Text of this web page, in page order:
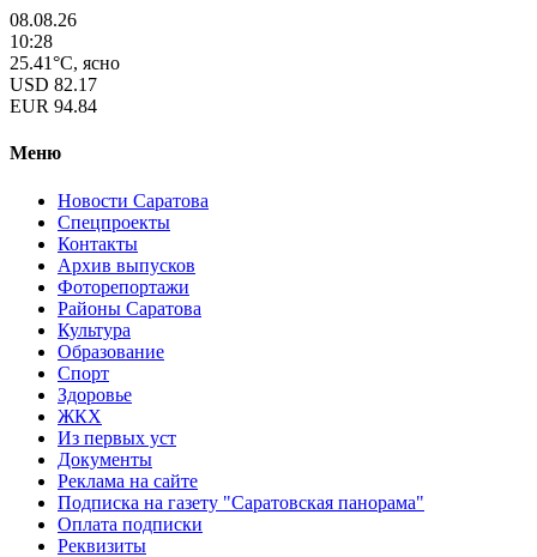
08.08.26
10:28
25.41°C, ясно
USD 82.17
EUR 94.84
Меню
Новости Саратова
Спецпроекты
Контакты
Архив выпусков
Фоторепортажи
Районы Саратова
Культура
Образование
Спорт
Здоровье
ЖКХ
Из пеpвых уст
Документы
Реклама на сайте
Подписка на газету "Саратовская панорама"
Оплата подписки
Реквизиты